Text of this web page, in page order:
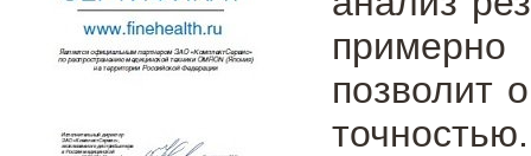
позволит
точностью.